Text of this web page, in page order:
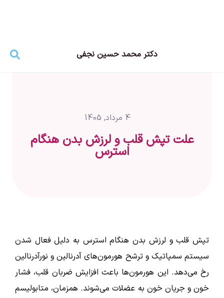
دکتر محمد حسین نجفی
4 مرداد, 1405
علت تپش قلب و لرزش بدن هنگام
استرس
تپش قلب و لرزش بدن هنگام استرس به دلیل فعال شدن
سیستم سمپاتیک و ترشح هورمون‌های آدرنالین و نورآدرنالین
رخ می‌دهد. این هورمون‌ها باعث افزایش ضربان قلب، فشار
خون و جریان خون به عضلات می‌شوند. همزمان، متابولیسم
پرسش از دکتر
ارسال
قدرت گرفته از همیارسیستم